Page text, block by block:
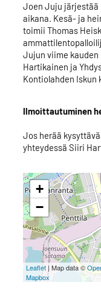
Joen Juju järjestää
aikana. Kesä- ja
toimii Thomas
Jujun viime kauden
Hartikainen ja
Kontiolahden Iskun
Ilmoittautuminen
Jos herää
yhteydessä Siiri
+
−
Leaflet| Map data ©
Mapbox